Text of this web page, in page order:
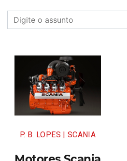
P. B. LOPES | SCANIA